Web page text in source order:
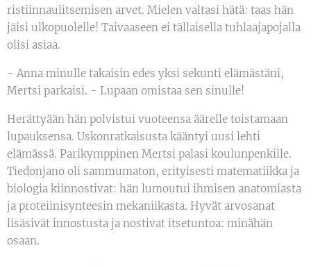
ristiinnaulitsemisen arvet. Mielen valtasi hätä: taas hän
jäisi ulkopuolelle! Taivaaseen ei tällaisella tuhlaajapojalla
olisi asiaa.
- Anna minulle takaisin edes yksi sekunti elämästäni,
Mertsi parkaisi. - Lupaan omistaa sen sinulle!
Herättyään hän polvistui vuoteensa äärelle toistamaan
lupauksensa. Uskonratkaisusta kääntyi uusi lehti
elämässä. Parikymppinen Mertsi palasi koulunpenkille.
Tiedonjano oli sammumaton, erityisesti matematiikka ja
biologia kiinnostivat: hän lumoutui ihmisen anatomiasta
ja proteiinisynteesin mekaniikasta. Hyvät arvosanat
lisäsivät innostusta ja nostivat itsetuntoa: minähän
osaan.